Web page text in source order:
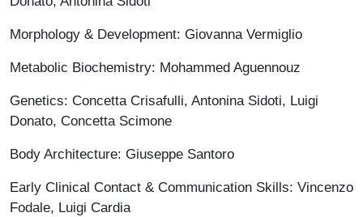
Morphology & Development: Giovanna Vermiglio
Metabolic Biochemistry: Mohammed Aguennouz
Genetics: Concetta Crisafulli, Antonina Sidoti, Luigi
Donato, Concetta Scimone
Body Architecture: Giuseppe Santoro
Early Clinical Contact & Communication Skills: Vincenzo
Fodale, Luigi Cardia